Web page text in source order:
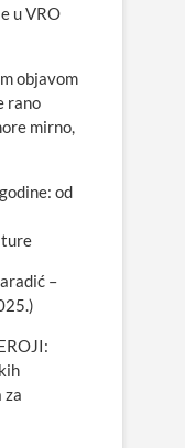
u VRO
objavom
rano
mirno,
od
–
za